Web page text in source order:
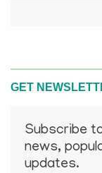
GET
Subscribe
news,
updates.